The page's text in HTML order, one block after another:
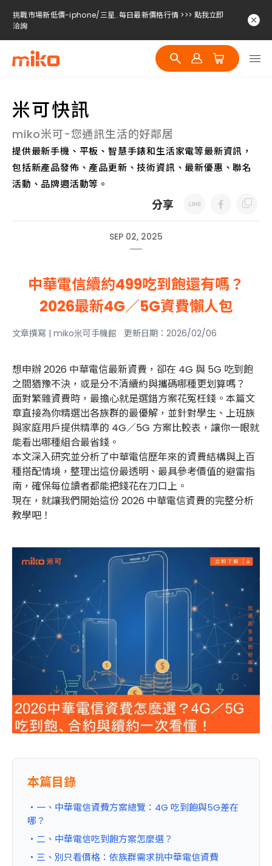
挑戰市場新低價-iphone/三星..每日最新價格行情 >>> 點我立即
洽詢
挑戰市場新低價-iphone/三星..每日最新價格行情 >>> 點我立即
洽詢
挑戰市場新低價-iphone/三星..每日最新價格行情 >>> 點我立即
挑戰市場新低價-iphone/三星..每日最新價格行情 >>> 點我立即
洽詢
米可快訊
miko米可-您通訊生活的好鄰居
提供最新手機、平板、智慧手錶和生活家電等最新資訊，
包括新產品發佈、產品更新、技術資訊、最新優惠、聯名
活動、品牌週活動等。
分享
SEP 02, 2025
中華電信續約499吃到飽還有嗎？
2026最新4G／5G資費懶人包
文章撰寫 | miko米可手機館 更新日期：2026/02/06
想申辦 2026 中華電信最新資費，卻在 4G 與 5G 吃到飽
之間猶豫不決，或是分不清續約與攜碼哪種更划算嗎？
面對繁雜資費時，最擔心就是選錯方案花冤枉錢。本篇文
章直接為你精選出各族群的最優解，並針對學生、上班族
與家庭用戶提供精準的 4G／5G 方案比較表，讓你一眼就
能看出哪種組合最省錢。
本文深入研究並分析了中華電信歷年來的資費結構與上百
種搭配情境，整理出這份最透明、最具參考價值的避雷指
南，確保每位讀者都能把錢花在刀口上。
現在，就讓我們開始這份 2026 中華電信資費的完整分析
教學吧！
本篇目錄
・一、中華電信資費方案總覽：4G 吃到飽與5G差在
哪？
・二、中華電信吃到飽方案怎麼選？
・三、別只看價格：依族群需求挑中華電信資費